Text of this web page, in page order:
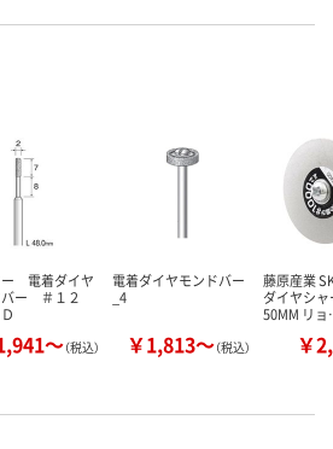
ー 電着ダイヤ
バー ＃１２
～（税込）
電着ダイヤモンドバー
_4
￥1,813～（税込）
藤原産業
ダイヤシ
50MM リ
￥